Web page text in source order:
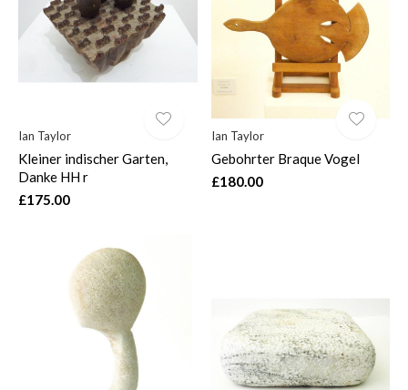
Ian Taylor
Kleiner indischer Garten,
Danke HH r
£175.00
Ian Taylor
Gebohrter Braque Vogel
£180.00